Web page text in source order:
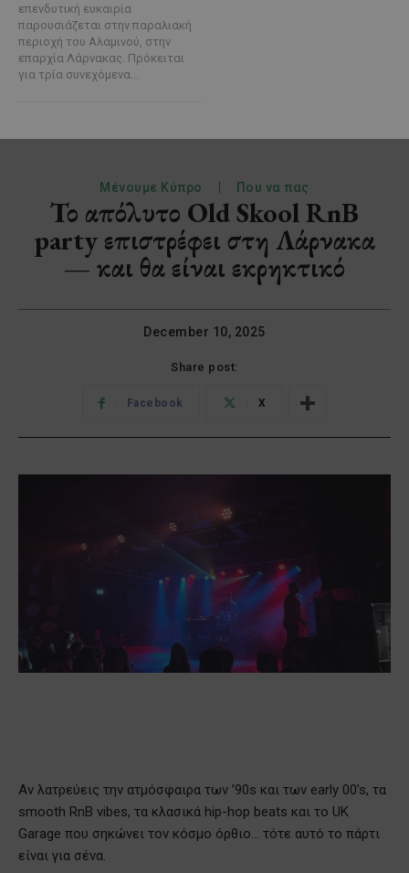
επενδυτική ευκαιρία
παρουσιάζεται στην παραλιακή
περιοχή του Αλαμινού, στην
επαρχία Λάρνακας. Πρόκειται
για τρία συνεχόμενα...